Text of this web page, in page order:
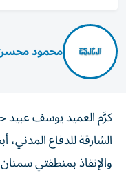
محمود
كرَّم العميد يوسف عبيد
الشارقة للدفاع
والإنقاذ بمنطقتي